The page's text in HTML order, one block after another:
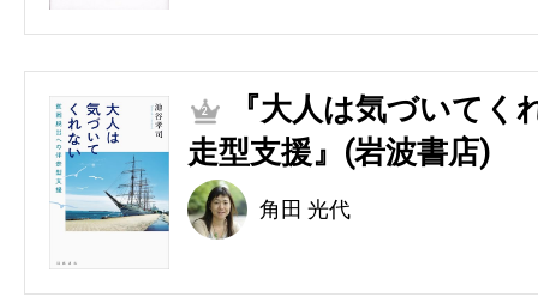
2
『大人は気づいてく
走型支援』(岩波書店)
角田 光代